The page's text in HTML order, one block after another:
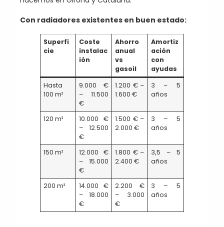
Con radiadores existentes en buen estado:
Superfi
cie
Coste
instalac
ión
Ahorro
anual
vs
gasoil
Amortiz
ación
con
ayudas
Hasta
100 m²
9.000 €
– 11.500
€
1.200 € –
1.600 €
3 – 5
años
120 m²
10.000 €
– 12.500
€
1.500 € –
2.000 €
3 – 5
años
150 m²
12.000 €
– 15.000
€
1.800 € –
2.400 €
3,5 – 5
años
200 m²
14.000 €
– 18.000
€
2.200 €
– 3.000
€
3 – 5
años